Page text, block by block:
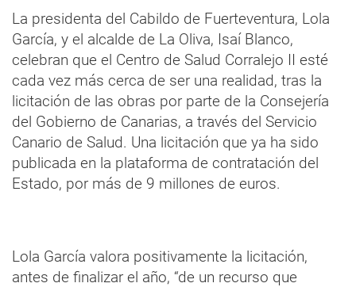
La presidenta del Cabildo de Fuerteventura, Lola
García, y el alcalde de La Oliva, Isaí Blanco,
celebran que el Centro de Salud Corralejo II esté
cada vez más cerca de ser una realidad, tras la
licitación de las obras por parte de la Consejería
del Gobierno de Canarias, a través del Servicio
Canario de Salud. Una licitación que ya ha sido
publicada en la plataforma de contratación del
Estado, por más de 9 millones de euros.
Lola García valora positivamente la licitación,
antes de finalizar el año, “de un recurso que